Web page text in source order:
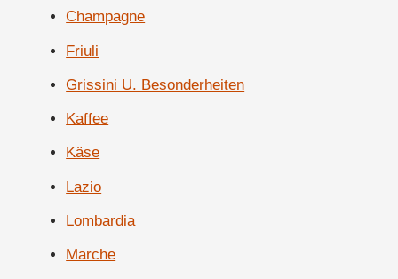
Champagne
Friuli
Grissini U. Besonderheiten
Kaffee
Käse
Lazio
Lombardia
Marche